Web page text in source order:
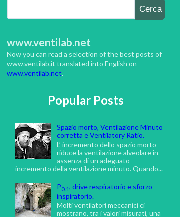
www.ventilab.net
Now you can read a selection of the best posts of
www.ventilab.it translated into English on
www.ventilab.net.
Popular Posts
Spazio morto, Ventilazione Minuto
corretta e Ventilatory Ratio.
L’ incremento dello spazio morto
riduce la ventilazione alveolare in
assenza di un adeguato
incremento della ventilazione minuto. Quando...
P0.1, drive respiratorio e sforzo
inspiratorio.
Molti ventilatori meccanici ci
mostrano, tra i valori misurati, una